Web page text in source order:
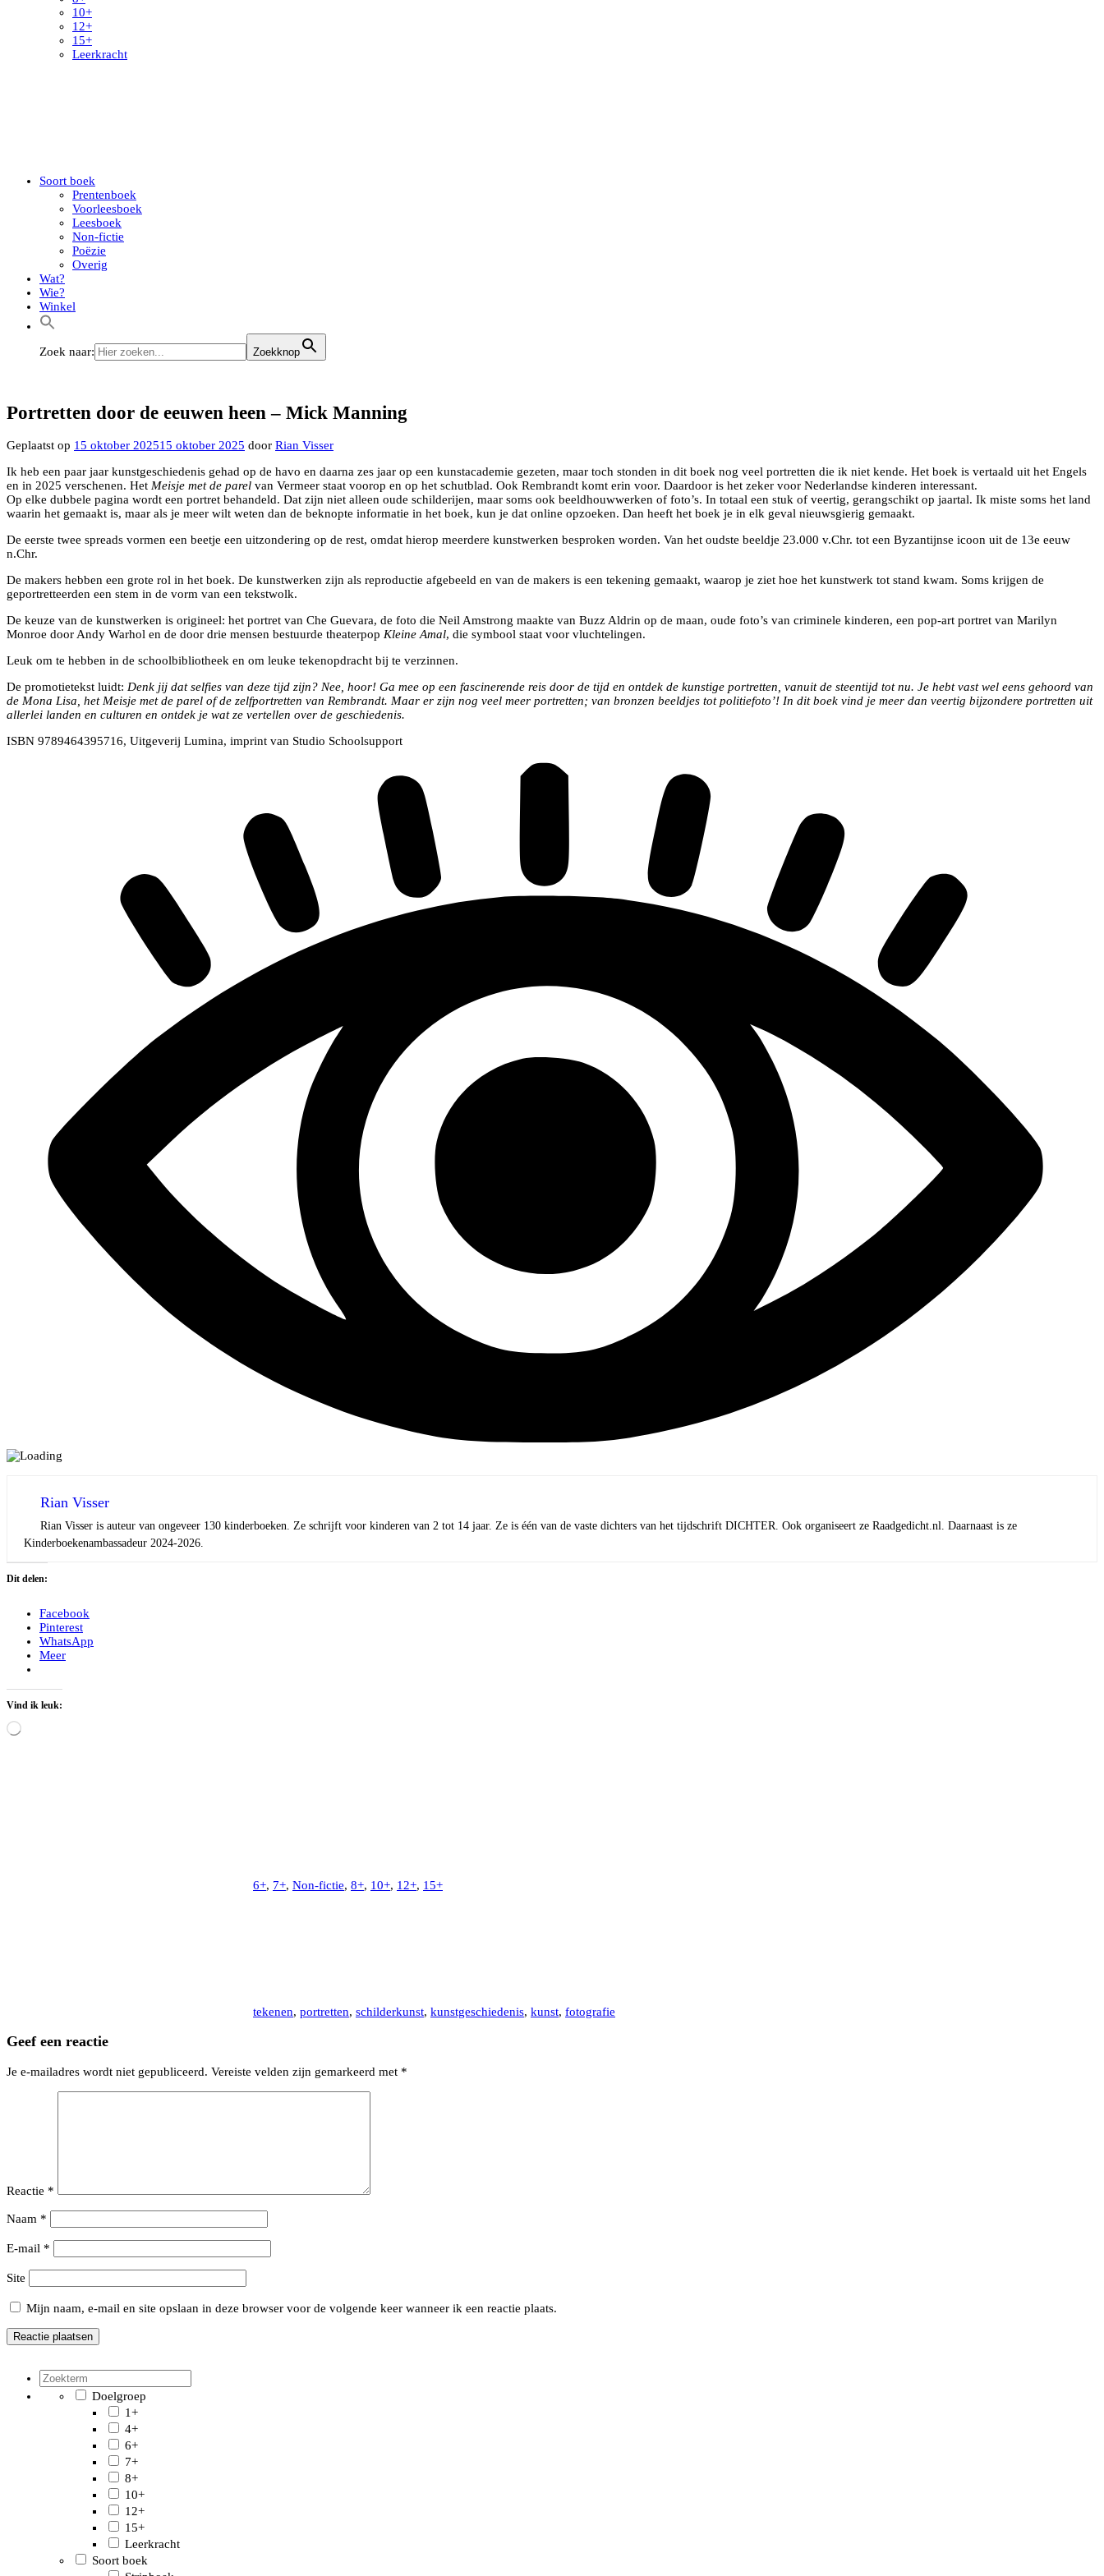
10+
12+
15+
Leerkracht
Soort boek
Prentenboek
Voorleesboek
Leesboek
Non-fictie
Poëzie
Overig
Wat?
Wie?
Winkel
Zoek naar: Zoekknop
Portretten door de eeuwen heen – Mick Manning
Geplaatst op 15 oktober 202515 oktober 2025 door Rian Visser
Ik heb een paar jaar kunstgeschiedenis gehad op de havo en daarna zes jaar op een kunstacademie gezeten, maar toch stonden in dit boek nog veel portretten die ik niet kende. Het boek is vertaald uit het Engels
en in 2025 verschenen. Het Meisje met de parel van Vermeer staat voorop en op het schutblad. Ook Rembrandt komt erin voor. Daardoor is het zeker voor Nederlandse kinderen interessant.
Op elke dubbele pagina wordt een portret behandeld. Dat zijn niet alleen oude schilderijen, maar soms ook beeldhouwwerken of foto’s. In totaal een stuk of veertig, gerangschikt op jaartal. Ik miste soms het land
waarin het gemaakt is, maar als je meer wilt weten dan de beknopte informatie in het boek, kun je dat online opzoeken. Dan heeft het boek je in elk geval nieuwsgierig gemaakt.
De eerste twee spreads vormen een beetje een uitzondering op de rest, omdat hierop meerdere kunstwerken besproken worden. Van het oudste beeldje 23.000 v.Chr. tot een Byzantijnse icoon uit de 13e eeuw
n.Chr.
De makers hebben een grote rol in het boek. De kunstwerken zijn als reproductie afgebeeld en van de makers is een tekening gemaakt, waarop je ziet hoe het kunstwerk tot stand kwam. Soms krijgen de
geportretteerden een stem in de vorm van een tekstwolk.
De keuze van de kunstwerken is origineel: het portret van Che Guevara, de foto die Neil Amstrong maakte van Buzz Aldrin op de maan, oude foto’s van criminele kinderen, een pop-art portret van Marilyn
Monroe door Andy Warhol en de door drie mensen bestuurde theaterpop Kleine Amal, die symbool staat voor vluchtelingen.
Leuk om te hebben in de schoolbibliotheek en om leuke tekenopdracht bij te verzinnen.
De promotietekst luidt: Denk jij dat selfies van deze tijd zijn? Nee, hoor! Ga mee op een fascinerende reis door de tijd en ontdek de kunstige portretten, vanuit de steentijd tot nu. Je hebt vast wel eens gehoord van
de Mona Lisa, het Meisje met de parel of de zelfportretten van Rembrandt. Maar er zijn nog veel meer portretten; van bronzen beeldjes tot politiefoto’! In dit boek vind je meer dan veertig bijzondere portretten uit
allerlei landen en culturen en ontdek je wat ze vertellen over de geschiedenis.
ISBN 9789464395716, Uitgeverij Lumina, imprint van Studio Schoolsupport
Rian Visser
Rian Visser is auteur van ongeveer 130 kinderboeken. Ze schrijft voor kinderen van 2 tot 14 jaar. Ze is één van de vaste dichters van het tijdschrift DICHTER. Ook organiseert ze Raadgedicht.nl. Daarnaast is ze
Kinderboekenambassadeur 2024-2026.
Dit delen:
Facebook
Pinterest
WhatsApp
Meer
Vind ik leuk:
Aan
6+, 7+, Non-fictie, 8+, 10+, 12+, 15+
tekenen, portretten, schilderkunst, kunstgeschiedenis, kunst, fotografie
Geef een reactie
Je e-mailadres wordt niet gepubliceerd. Vereiste velden zijn gemarkeerd met *
Reactie *
Naam *
E-mail *
Site
Mijn naam, e-mail en site opslaan in deze browser voor de volgende keer wanneer ik een reactie plaats.
Doelgroep
1+
4+
6+
7+
8+
10+
12+
15+
Leerkracht
Soort boek